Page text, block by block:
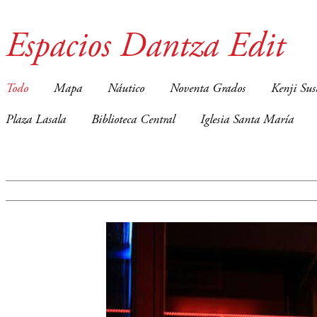
Espacios Dantza Edit
Todo Mapa Náutico Noventa Grados Kenji
Plaza Lasala Biblioteca Central Iglesia Santa María